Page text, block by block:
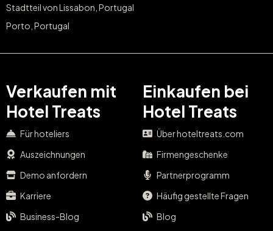
Stadtteil von Lissabon, Portugal
Porto, Portugal
Verkaufen mit
Hotel Treats
Für hoteliers
Auszeichnungen
Demo anfordern
Karriere
Business-Blog
Einkaufen bei
Hotel Treats
Über hoteltreats.com
Firmengeschenke
Partnerprogramm
Häufig gestellte Fragen
Blog